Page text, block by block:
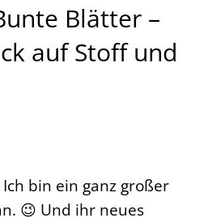
Blätter –
auf Stoff und
bin ein ganz großer
😉 Und ihr neues